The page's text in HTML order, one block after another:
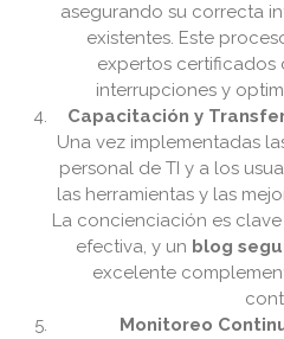
asegurando su correcta
existentes. Este
expertos certificados
interrupciones y
Capacitación y
Una vez implementadas
personal de TI y a los
las herramientas y las
La concienciación es
efectiva, y un blog
excelente
Monitoreo